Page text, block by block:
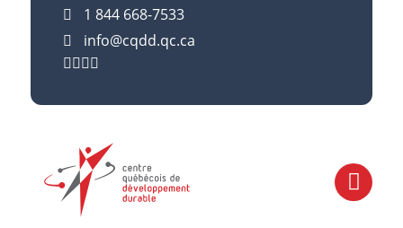
1 844 668-7533
info@cqdd.qc.ca